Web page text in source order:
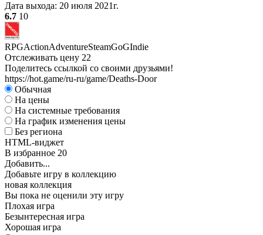
Дата выхода: 20 июля 2021г.
6.7 10
RPGActionAdventureSteamGoGIndie
Отслеживать цену 22
Поделитесь ссылкой со своими друзьями!
https://hot.game/ru-ru/game/Deaths-Door
Обычная
На цены
На системные требования
На график изменения цены
Без региона
HTML-виджет
В избранное 20
Добавить...
Добавьте игру в коллекцию
новая коллекция
Вы пока не оценили эту игру
Плохая игра
Безынтересная игра
Хорошая игра